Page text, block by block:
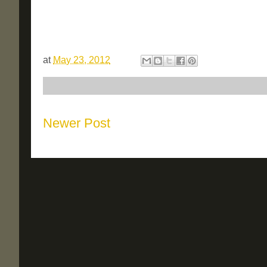
at May 23, 2012
Newer Post